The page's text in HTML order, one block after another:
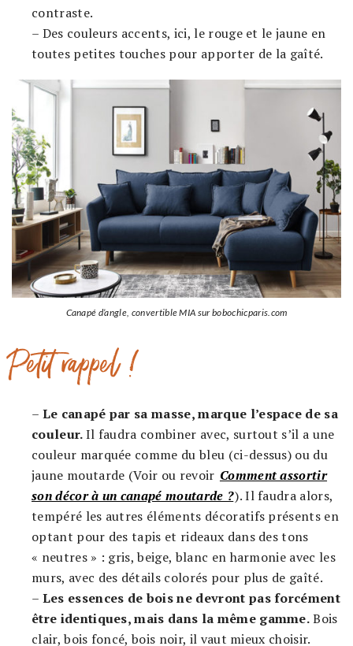
contraste.
– Des couleurs accents, ici, le rouge et le jaune en
toutes petites touches pour apporter de la gaîté.
Canapé d’angle, convertible MIA sur bobochicparis.com
Petit rappel !
– Le canapé par sa masse, marque l’espace de sa
couleur.Il faudra combiner avec, surtout s’il a une
couleur marquée comme du bleu (ci-dessus) ou du
jaune moutarde (Voir ou revoir Comment assortir
son décor à un canapé moutarde ?). Il faudra alors,
tempéré les autres éléments décoratifs présents en
optant pour des tapis et rideaux dans des tons
« neutres » : gris, beige, blanc en harmonie avec les
murs, avec des détails colorés pour plus de gaîté.
– Les essences de bois ne devront pas forcément
être identiques, mais dans la même gamme.Bois
clair, bois foncé, bois noir, il vaut mieux choisir.